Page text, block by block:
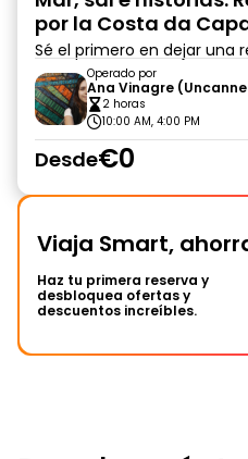
por la Costa da
Sé el primero en dejar una
Operado por
Ana Vinagre
2 horas
10:00 AM, 4:00 PM
Desde€0
Viaja Smart,
Haz tu primera reserva y
desbloquea ofertas y
descuentos increíbles.